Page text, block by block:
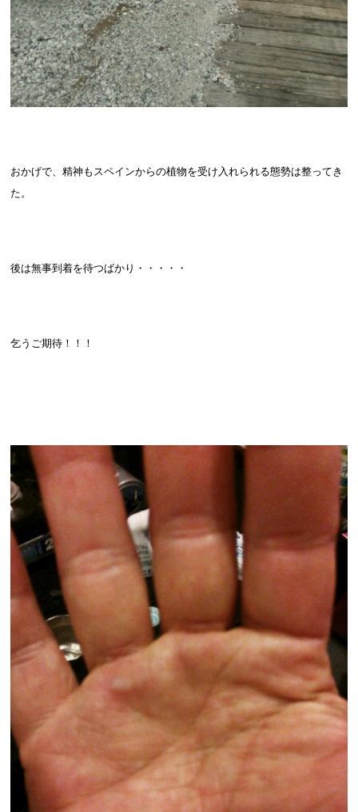
おかげで、精神もスペインからの植物を受け入れられる態勢は整ってき
た。
後は無事到着を待つばかり・・・・・
乞うご期待！！！